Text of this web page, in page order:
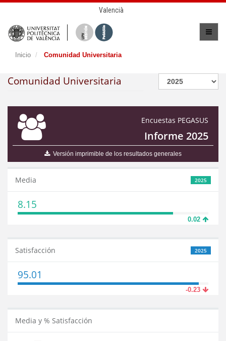
Valencià
Inicio Comunidad Universitaria
Comunidad Universitaria
Encuestas PEGASUS
Informe 2025
Versión imprimible de los resultados generales
2025
Media
8.15
0.02
2025
Satisfacción
95.01
-0.23
Media y % Satisfacción